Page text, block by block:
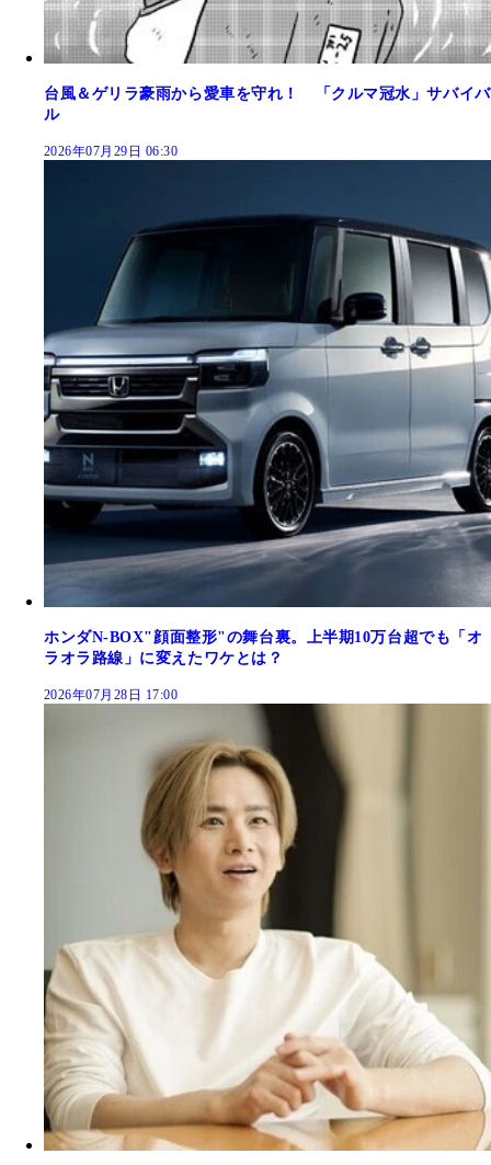
台風＆ゲリラ豪雨から愛車を守れ！ 「クルマ冠水」サバイバ
ル
2026年07月29日 06:30
ホンダN-BOX"顔面整形"の舞台裏。上半期10万台超でも「オ
ラオラ路線」に変えたワケとは？
2026年07月28日 17:00